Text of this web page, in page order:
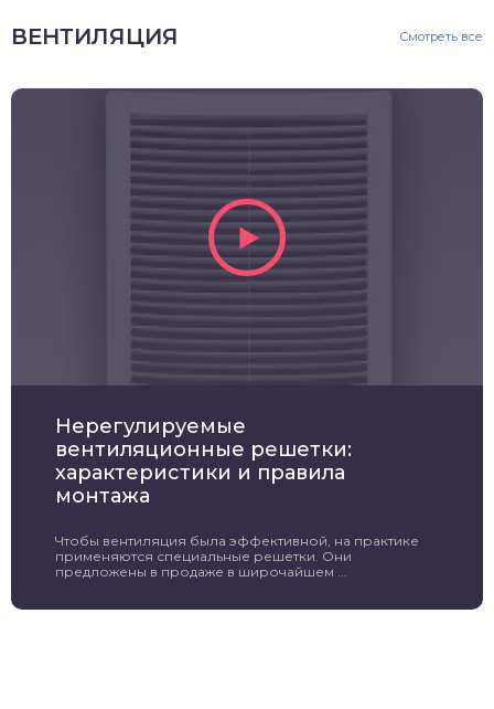
ВЕНТИЛЯЦИЯ Смотреть все
Нерегулируемые
вентиляционные решетки:
характеристики и правила
монтажа
Чтобы вентиляция была эффективной, на практике
применяются специальные решетки. Они
предложены в продаже в широчайшем ...